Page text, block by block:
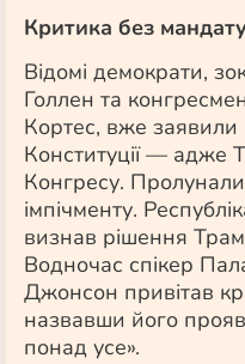
Критика без мандату
Відомі демократи,
Голлен та
Кортес, вже
Конституції — адже
Конгресу.
імпічменту.
визнав рішення
Водночас спікер
Джонсон привітав
назвавши його
понад усе».